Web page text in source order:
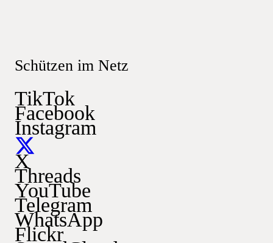
Schützen im Netz
TikTok
Facebook
Instagram
X
Threads
YouTube
Telegram
WhatsApp
Flickr